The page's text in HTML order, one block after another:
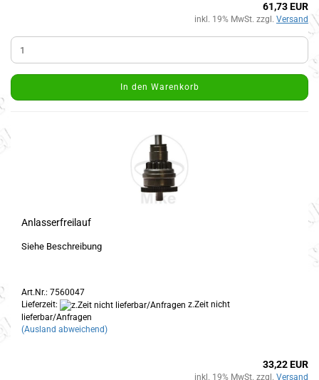
61,73 EUR
inkl. 19% MwSt. zzgl. Versand
In den Warenkorb
Anlasserfreilauf
Siehe Beschreibung
Art.Nr.: 7560047
Lieferzeit:
z.Zeit nicht
lieferbar/Anfragen
(Ausland abweichend)
33,22 EUR
inkl. 19% MwSt. zzgl. Versand